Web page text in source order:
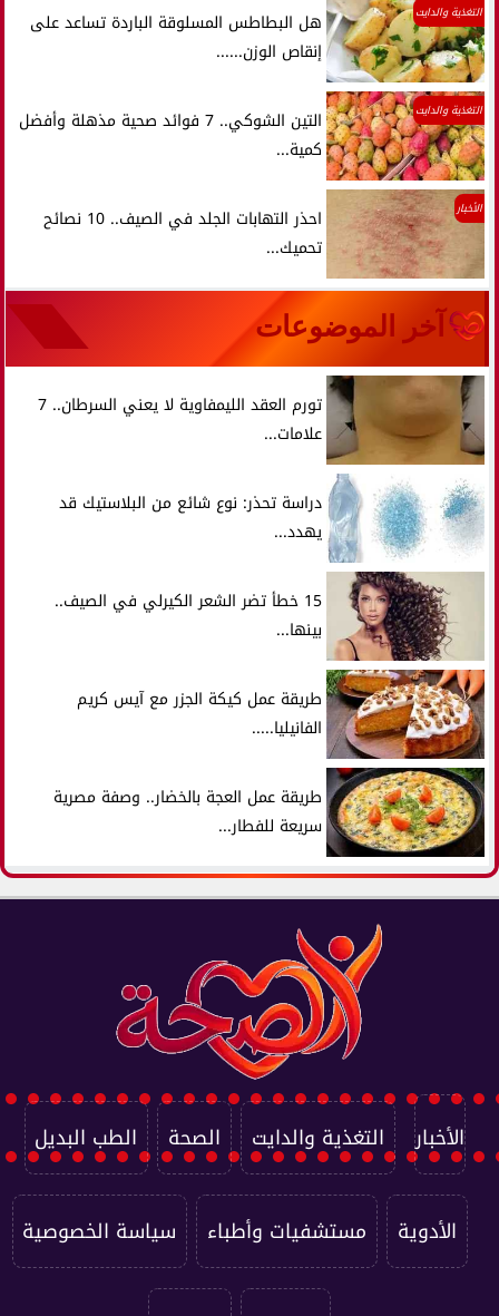
التغذية والدايت
هل البطاطس المسلوقة الباردة تساعد على
إنقاص الوزن......
التغذية والدايت
التين الشوكي.. 7 فوائد صحية مذهلة وأفضل
كمية...
الأخبار
احذر التهابات الجلد في الصيف.. 10 نصائح
تحميك...
آخر الموضوعات
تورم العقد الليمفاوية لا يعني السرطان.. 7
علامات...
دراسة تحذر: نوع شائع من البلاستيك قد
يهدد...
15 خطأ تضر الشعر الكيرلي في الصيف..
بينها...
طريقة عمل كيكة الجزر مع آيس كريم
الفانيليا.....
طريقة عمل العجة بالخضار.. وصفة مصرية
سريعة للفطار...
الأخبار التغذية والدايت الصحة الطب البديل
الأدوية مستشفيات وأطباء سياسة الخصوصية